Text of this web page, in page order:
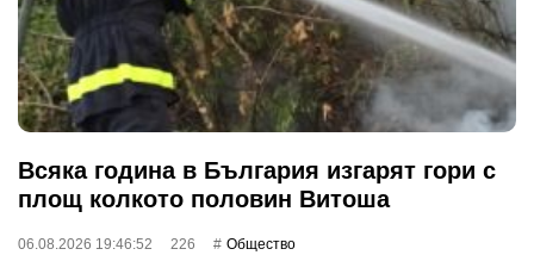
Всяка година в България изгарят гори с
площ колкото половин Витоша
06.08.2026 19:46:52 226 Общество